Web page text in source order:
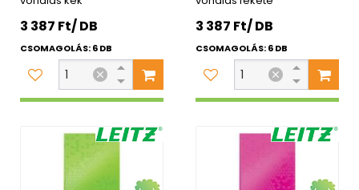
3 387 Ft/ DB
CSOMAGOLÁS: 6 DB
3 387 Ft/ DB
CSOMAGOLÁS: 6 DB